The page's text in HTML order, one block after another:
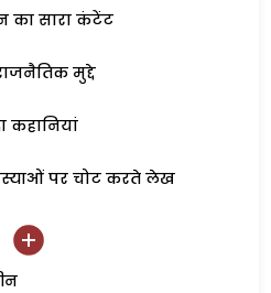
का सारा कंटेंट
मुद्दे
कहानियां
पर चोट करते लेख